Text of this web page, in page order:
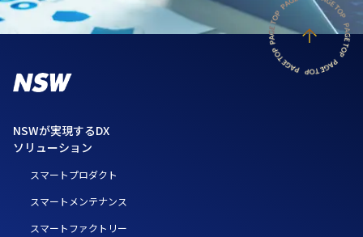
NSWが実現するDX
ソリューション
スマートプロダクト
スマートメンテナンス
スマートファクトリー